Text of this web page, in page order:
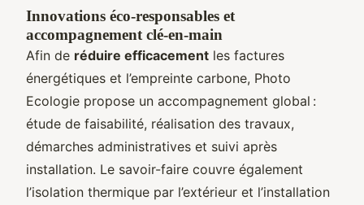
Innovations éco-responsables et
accompagnement clé-en-main
Afin de réduire efficacement les factures
énergétiques et l’empreinte carbone, Photo
Ecologie propose un accompagnement global :
étude de faisabilité, réalisation des travaux,
démarches administratives et suivi après
installation. Le savoir-faire couvre également
l’isolation thermique par l’extérieur et l’installation